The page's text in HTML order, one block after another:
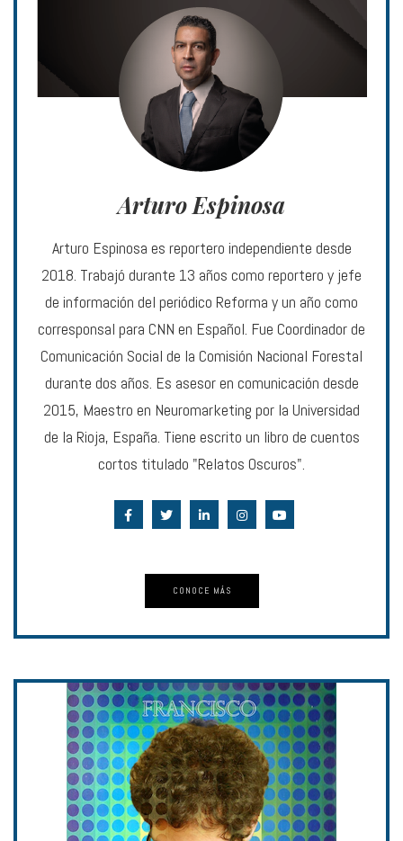
Arturo Espinosa
Arturo Espinosa es reportero independiente desde
2018. Trabajó durante 13 años como reportero y jefe
de información del periódico Reforma y un año como
corresponsal para CNN en Español. Fue Coordinador de
Comunicación Social de la Comisión Nacional Forestal
durante dos años. Es asesor en comunicación desde
2015, Maestro en Neuromarketing por la Universidad
de la Rioja, España. Tiene escrito un libro de cuentos
cortos titulado "Relatos Oscuros".
CONOCE MÁS